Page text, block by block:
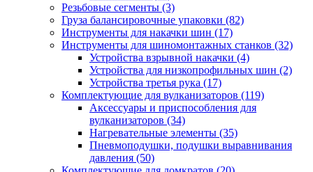
Резьбовые сегменты (3)
Груза балансировочные упаковки (82)
Инструменты для накачки шин (17)
Инструменты для шиномонтажных станков (32)
Устройства взрывной накачки (4)
Устройства для низкопрофильных шин (2)
Устройства третья рука (17)
Комплектующие для вулканизаторов (119)
Аксессуары и приспособления для
вулканизаторов (34)
Нагревательные элементы (35)
Пневмоподушки, подушки выравнивания
давления (50)